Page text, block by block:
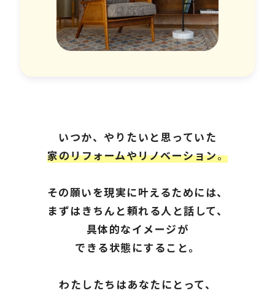
いつか、やりたいと思っていた
家のリフォームやリノベーション。
その願いを現実に叶えるためには、
まずはきちんと頼れる人と話して、
具体的なイメージが
できる状態にすること。
わたしたちはあなたにとって、